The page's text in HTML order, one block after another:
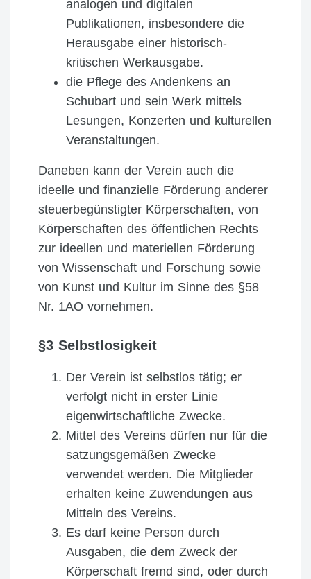
analogen und digitalen
Publikationen, insbesondere die
Herausgabe einer historisch-
kritischen Werkausgabe.
die Pflege des Andenkens an
Schubart und sein Werk mittels
Lesungen, Konzerten und kulturellen
Veranstaltungen.
Daneben kann der Verein auch die
ideelle und finanzielle Förderung anderer
steuerbegünstigter Körperschaften, von
Körperschaften des öffentlichen Rechts
zur ideellen und materiellen Förderung
von Wissenschaft und Forschung sowie
von Kunst und Kultur im Sinne des §58
Nr. 1AO vornehmen.
§3 Selbstlosigkeit
Der Verein ist selbstlos tätig; er
verfolgt nicht in erster Linie
eigenwirtschaftliche Zwecke.
Mittel des Vereins dürfen nur für die
satzungsgemäßen Zwecke
verwendet werden. Die Mitglieder
erhalten keine Zuwendungen aus
Mitteln des Vereins.
Es darf keine Person durch
Ausgaben, die dem Zweck der
Körperschaft fremd sind, oder durch